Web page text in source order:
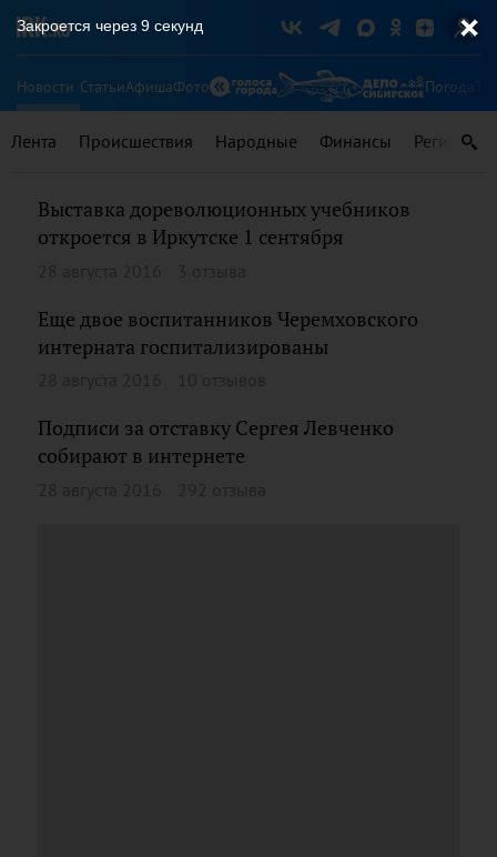
Новости СтатьиАфишаФото Погода
Лента Происшествия Народные Финансы Регионы
Выставка дореволюционных учебников
откроется в Иркутске 1 сентября
Еще двое воспитанников Черемховского
интерната госпитализированы
Подписи за отставку Сергея Левченко
собирают в интернете
Закроется через 9 секунд